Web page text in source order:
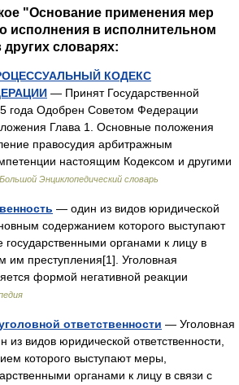
"Основание применения мер
исполнения в исполнительном
словарях:
КОДЕКС
— Принят Государственной
года Одобрен Советом Федерации
Глава 1. Основные положения
правосудия арбитражным
настоящим Кодексом и другими
Большой Энциклопедический словарь
— один из видов юридической
содержанием которого выступают
органами к лицу в
им преступления[1]. Уголовная
формой негативной реакции
ответственности — Уголовная
из видов юридической ответственности,
которого выступают меры,
органами к лицу в связи с